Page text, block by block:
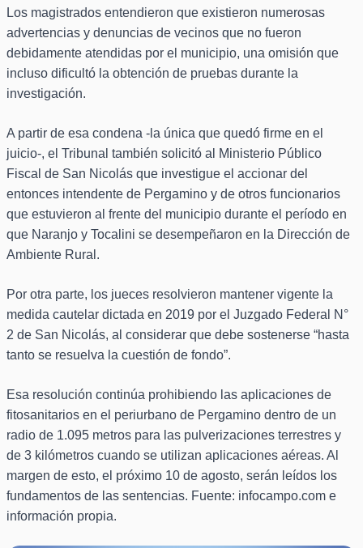
Los magistrados entendieron que existieron numerosas
advertencias y denuncias de vecinos que no fueron
debidamente atendidas por el municipio, una omisión que
incluso dificultó la obtención de pruebas durante la
investigación.
A partir de esa condena -la única que quedó firme en el
juicio-, el Tribunal también solicitó al Ministerio Público
Fiscal de San Nicolás que investigue el accionar del
entonces intendente de Pergamino y de otros funcionarios
que estuvieron al frente del municipio durante el período en
que Naranjo y Tocalini se desempeñaron en la Dirección de
Ambiente Rural.
Por otra parte, los jueces resolvieron mantener vigente la
medida cautelar dictada en 2019 por el Juzgado Federal N°
2 de San Nicolás, al considerar que debe sostenerse “hasta
tanto se resuelva la cuestión de fondo”.
Esa resolución continúa prohibiendo las aplicaciones de
fitosanitarios en el periurbano de Pergamino dentro de un
radio de 1.095 metros para las pulverizaciones terrestres y
de 3 kilómetros cuando se utilizan aplicaciones aéreas. Al
margen de esto, el próximo 10 de agosto, serán leídos los
fundamentos de las sentencias. Fuente: infocampo.com e
información propia.